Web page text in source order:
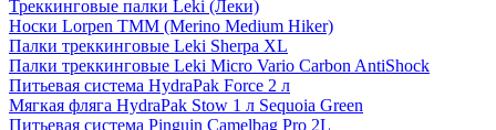
Треккинговые палки Leki (Леки)
Носки Lorpen TMM (Merino Medium Hiker)
Палки треккинговые Leki Sherpa XL
Палки треккинговые Leki Micro Vario Carbon AntiShock
Питьевая система HydraPak Force 2 л
Мягкая фляга HydraPak Stow 1 л Sequoia Green
Питьевая система Pinguin Camelbag Pro 2L